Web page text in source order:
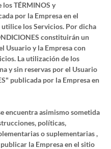
los TÉRMINOS y
por la Empresa en el
los Servicios. Por dicha
constituirán un
Usuario y la Empresa con
La utilización de los
y sin reservas por el Usuario
publicada por la Empresa en
encuentra asimismo sometida
políticas,
o suplementarias ,
la Empresa en el sitio